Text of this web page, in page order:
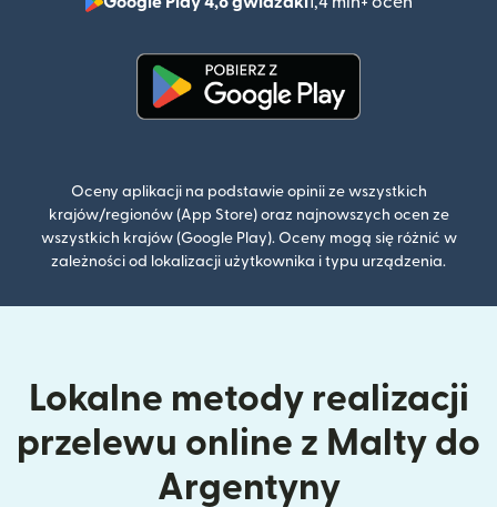
(otwiera
Oceny aplikacji na podstawie opinii ze wszystkich
krajów/regionów (App Store) oraz najnowszych ocen ze
wszystkich krajów (Google Play). Oceny mogą się różnić w
zależności od lokalizacji użytkownika i typu urządzenia.
Lokalne metody realizacji
przelewu online z Malty do
Argentyny